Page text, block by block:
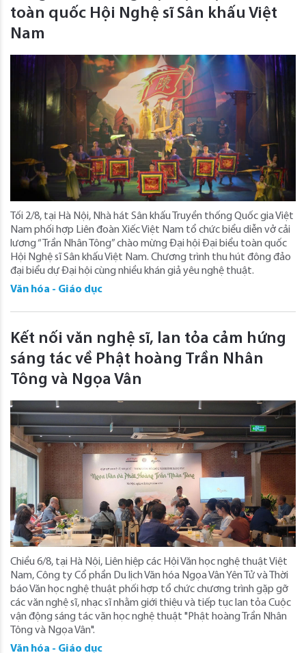
toàn quốc Hội Nghệ sĩ Sân khấu Việt
Nam
Tối 2/8, tại Hà Nội, Nhà hát Sân khấu Truyền thống Quốc gia Việt
Nam phối hợp Liên đoàn Xiếc Việt Nam tổ chức biểu diễn vở cải
lương “Trần Nhân Tông” chào mừng Đại hội Đại biểu toàn quốc
Hội Nghệ sĩ Sân khấu Việt Nam. Chương trình thu hút đông đảo
đại biểu dự Đại hội cùng nhiều khán giả yêu nghệ thuật.
Văn hóa - Giáo dục
Kết nối văn nghệ sĩ, lan tỏa cảm hứng
sáng tác về Phật hoàng Trần Nhân
Tông và Ngọa Vân
Chiều 6/8, tại Hà Nội, Liên hiệp các Hội Văn học nghệ thuật Việt
Nam, Công ty Cổ phần Du lịch Văn hóa Ngọa Vân Yên Tử và Thời
báo Văn học nghệ thuật phối hợp tổ chức chương trình gặp gỡ
các văn nghệ sĩ, nhạc sĩ nhằm giới thiệu và tiếp tục lan tỏa Cuộc
vận động sáng tác văn học nghệ thuật "Phật hoàng Trần Nhân
Tông và Ngọa Vân".
Văn hóa - Giáo dục